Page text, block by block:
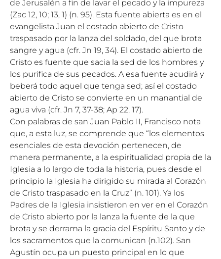
de Jerusalén a fin de lavar el pecado y la impureza
(Zac 12, 10; 13, 1) (n. 95). Esta fuente abierta es en el
evangelista Juan el costado abierto de Cristo
traspasado por la lanza del soldado, del que brota
sangre y agua (cfr. Jn 19, 34). El costado abierto de
Cristo es fuente que sacia la sed de los hombres y
los purifica de sus pecados. A esa fuente acudirá y
beberá todo aquel que tenga sed; así el costado
abierto de Cristo se convierte en un manantial de
agua viva (cfr. Jn 7, 37-38; Ap 22, 17).
Con palabras de san Juan Pablo II, Francisco nota
que, a esta luz, se comprende que “los elementos
esenciales de esta devoción pertenecen, de
manera permanente, a la espiritualidad propia de la
Iglesia a lo largo de toda la historia, pues desde el
principio la Iglesia ha dirigido su mirada al Corazón
de Cristo traspasado en la Cruz” (n. 101). Ya los
Padres de la Iglesia insistieron en ver en el Corazón
de Cristo abierto por la lanza la fuente de la que
brota y se derrama la gracia del Espíritu Santo y de
los sacramentos que la comunican (n.102). San
Agustín ocupa un puesto principal en lo que